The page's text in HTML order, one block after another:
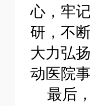
心，牢
研，不
大力弘
动医院
最后